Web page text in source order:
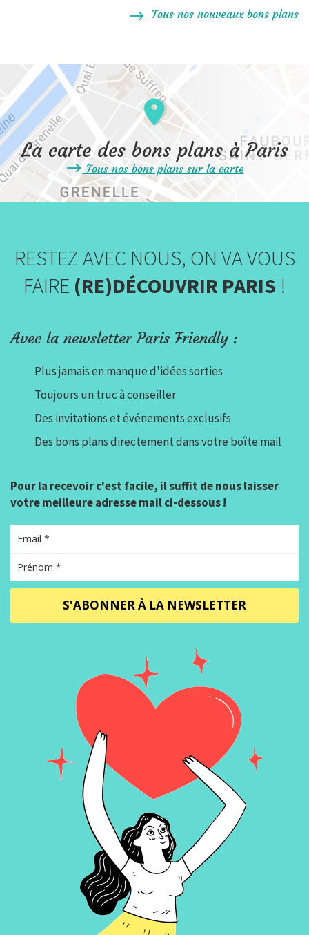
Tous nos nouveaux bons plans
La carte des bons plans à Paris
Tous nos bons plans sur la carte
RESTEZ AVEC NOUS, ON VA VOUS
FAIRE (RE)DÉCOUVRIR PARIS !
Avec la newsletter Paris Friendly :
Plus jamais en manque d'idées sorties
Toujours un truc à conseiller
Des invitations et événements exclusifs
Des bons plans directement dans votre boîte mail
Pour la recevoir c'est facile, il suffit de nous laisser
votre meilleure adresse mail ci-dessous !
S'ABONNER À LA NEWSLETTER